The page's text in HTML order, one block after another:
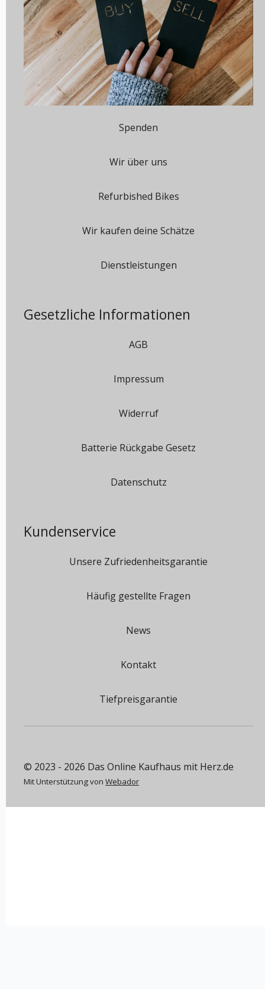
Spenden
Wir über uns
Refurbished Bikes
Wir kaufen deine Schätze
Dienstleistungen
Gesetzliche Informationen
AGB
Impressum
Widerruf
Batterie Rückgabe Gesetz
Datenschutz
Kundenservice
Unsere Zufriedenheitsgarantie
Häufig gestellte Fragen
News
Kontakt
Tiefpreisgarantie
© 2023 - 2026 Das Online Kaufhaus mit Herz.de
Mit Unterstützung von Webador